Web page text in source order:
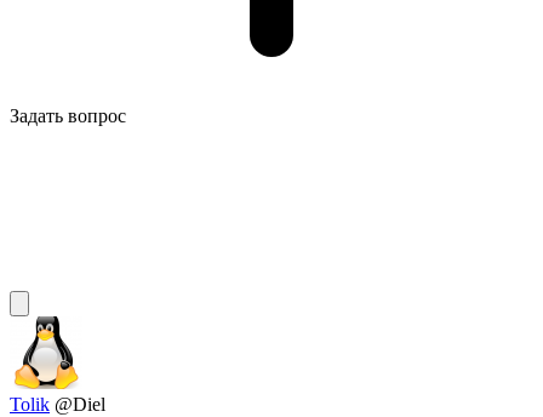
Задать вопрос
Tolik @Diel